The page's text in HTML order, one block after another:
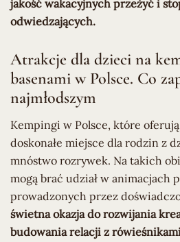
jakość wakacyjnych przeżyć i
odwiedzających.
Atrakcje dla dzieci na
basenami w Polsce. Co
najmłodszym
Kempingi w Polsce, które oferują
doskonałe miejsce dla rodzin z
mnóstwo rozrywek. Na takich
mogą brać udział w animacjach
prowadzonych przez
świetna okazja do rozwijania
budowania relacji z